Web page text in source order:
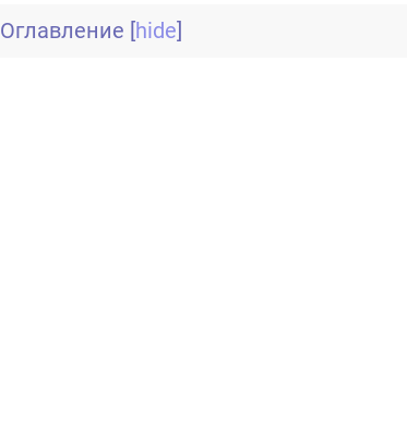
Оглавление [hide]